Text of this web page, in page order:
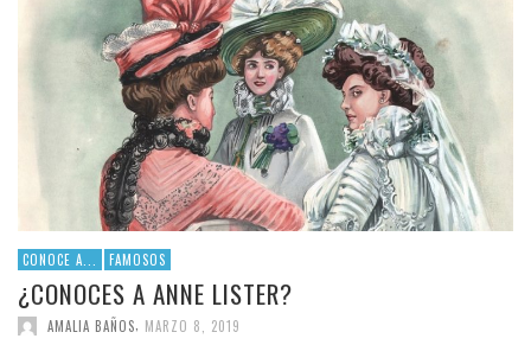
CONOCE A... FAMOSOS
¿CONOCES A ANNE LISTER?
AMALIA BAÑOS MARZO 8, 2019